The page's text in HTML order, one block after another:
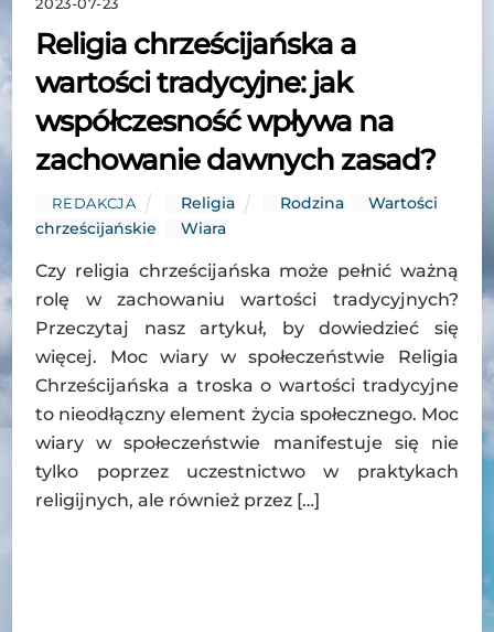
2023-07-23
Religia chrześcijańska a
wartości tradycyjne: jak
współczesność wpływa na
zachowanie dawnych zasad?
REDAKCJA Religia Rodzina,
Wartości
chrześcijańskie
Wiara
Czy religia chrześcijańska może pełnić ważną
rolę w zachowaniu wartości tradycyjnych?
Przeczytaj nasz artykuł, by dowiedzieć się
więcej. Moc wiary w społeczeństwie Religia
Chrześcijańska a troska o wartości tradycyjne
to nieodłączny element życia społecznego. Moc
wiary w społeczeństwie manifestuje się nie
tylko poprzez uczestnictwo w praktykach
religijnych, ale również przez […]